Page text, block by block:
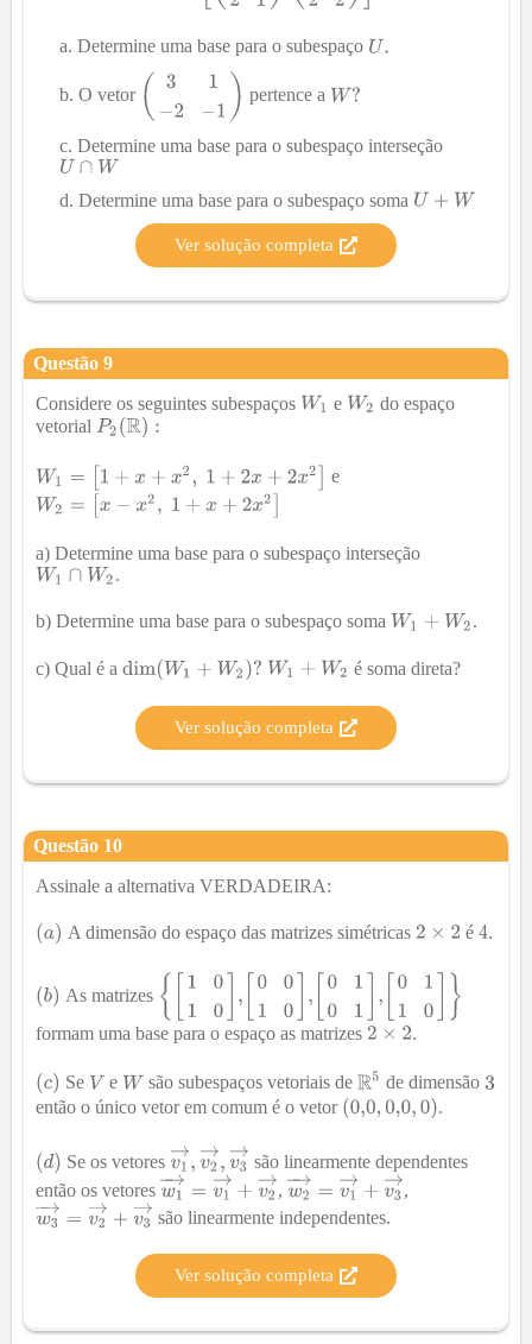
Determine uma base para o subespaço
O vetor pertence a
Determine uma base para o subespaço interseção
Determine uma base para o subespaço soma
Ver solução completa
Questão 9
Considere os seguintes subespaços
e
do espaço
vetorial
e
a) Determine uma base para o subespaço interseção
.
b) Determine uma base para o subespaço soma .
c) Qual é a é soma direta?
Ver solução completa
Questão 10
Assinale a alternativa VERDADEIRA:
A dimensão do espaço das matrizes simétricas é .
As matrizes
formam uma base para o espaço as matrizes
.
Se e são subespaços vetoriais de
de dimensão
então o único vetor em comum é o vetor
.
Se os vetores
são linearmente dependentes
então os vetores
,
,
são linearmente independentes.
Ver solução completa